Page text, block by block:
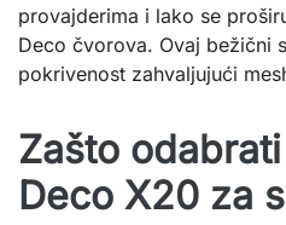
provajderima i lako se
Deco čvorova. Ovaj bežični
pokrivenost zahvaljujući
Zašto
Deco X20 za